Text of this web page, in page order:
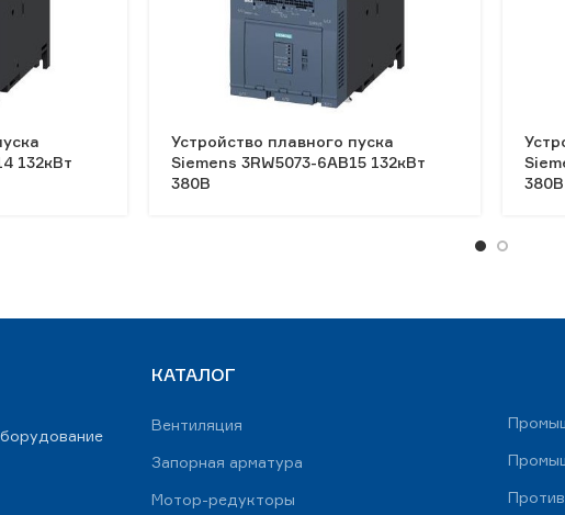
132кВт
Устройство плавного пуска
Siemens 3RW5073-6AB15 132кВт
380В
380В
КАТАЛОГ
Вентиляция
Запорная арматура
Мотор-редукторы